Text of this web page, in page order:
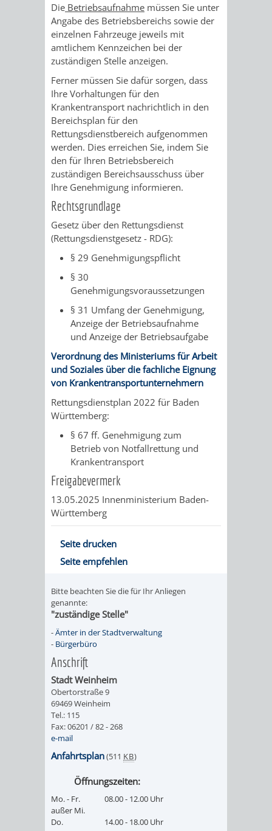
Die Betriebsaufnahme müssen Sie unter
Angabe des Betriebsbereichs sowie der
einzelnen Fahrzeuge jeweils mit
amtlichem Kennzeichen bei der
zuständigen Stelle anzeigen.
Ferner müssen Sie dafür sorgen, dass
Ihre Vorhaltungen für den
Krankentransport nachrichtlich in den
Bereichsplan für den
Rettungsdienstbereich aufgenommen
werden. Dies erreichen Sie, indem Sie
den für Ihren Betriebsbereich
zuständigen Bereichsausschuss über
Ihre Genehmigung informieren.
Rechtsgrundlage
Gesetz über den Rettungsdienst
(Rettungsdienstgesetz - RDG):
§ 29 Genehmigungspflicht
§ 30
Genehmigungsvoraussetzungen
§ 31 Umfang der Genehmigung,
Anzeige der Betriebsaufnahme
und Anzeige der Betriebsaufgabe
Verordnung des Ministeriums für Arbeit
und Soziales über die fachliche Eignung
von Krankentransportunternehmern
Rettungsdienstplan 2022 für Baden
Württemberg:
§ 67 ff. Genehmigung zum
Betrieb von Notfallrettung und
Krankentransport
Freigabevermerk
13.05.2025 Innenministerium Baden-
Württemberg
Seite drucken
Seite empfehlen
Bitte beachten Sie die für Ihr Anliegen
genannte:
"zuständige Stelle"
-Ämter in der Stadtverwaltung
- Bürgerbüro
Anschrift
Stadt Weinheim
Obertorstraße 9
69469 Weinheim
Tel.: 115
Fax: 06201 / 82 - 268
e-mail
Anfahrtsplan(511 KB)
Öffnungszeiten:
Mo. - Fr.
außer Mi.
08.00 - 12.00 Uhr
Do. 14.00 - 18.00 Uhr